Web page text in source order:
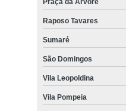
onde comprar carpete para
comprar carpetes para escada
comprar carpetes para quarto
comprar carpete para quarto
Raposo Tavares
Sumaré
São Domingos
Vila Leopoldina
Vila Pompeia